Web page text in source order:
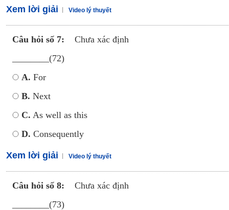
Xem lời giải Video lý thuyết
Câu hỏi số 7:
Chưa xác định
________(72)
A. For
B. Next
C. As well as this
D. Consequently
Xem lời giải Video lý thuyết
Câu hỏi số 8:
Chưa xác định
________(73)